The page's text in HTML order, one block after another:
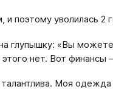
и поэтому уволилась
глупышку: «Вы
нет. Вот финансы
Моя одежда